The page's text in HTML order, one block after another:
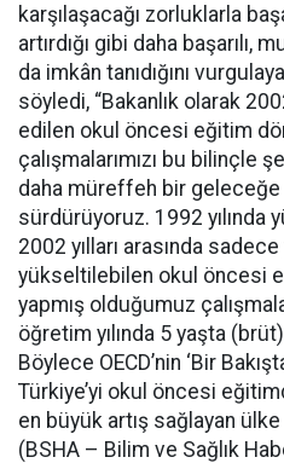
karşılaşacağı zorluklarla
artırdığı gibi daha başarılı,
da imkân tanıdığını
söyledi, “Bakanlık olarak
edilen okul öncesi eğitim
çalışmalarımızı bu bilinçle
daha müreffeh bir geleceğe
sürdürüyoruz. 1992 yılında
2002 yılları arasında
yükseltilebilen okul öncesi
yapmış olduğumuz
öğretim yılında 5 yaşta
Böylece OECD’nin ‘Bir
Türkiye’yi okul öncesi
en büyük artış sağlayan
(BSHA – Bilim ve Sağlık